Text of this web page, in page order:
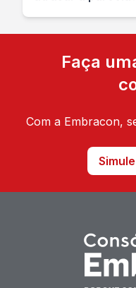
Faça
Com a Embracon,